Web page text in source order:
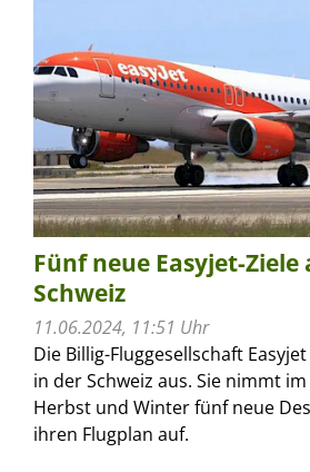
Fünf neue Easyjet-Ziele
Schweiz
11.06.2024, 11:51 Uhr
Die Billig-Fluggesellschaft
in der Schweiz aus. Sie nimmt
Herbst und Winter fünf neue
ihren Flugplan auf.